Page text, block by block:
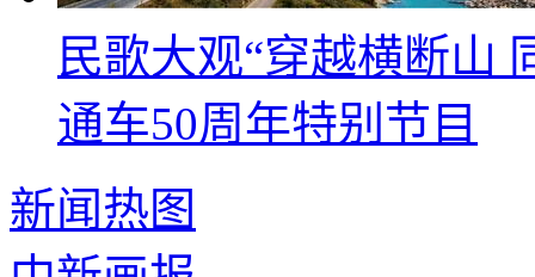
民歌大观“穿越横断山
通车50周年特别节目
新闻热图